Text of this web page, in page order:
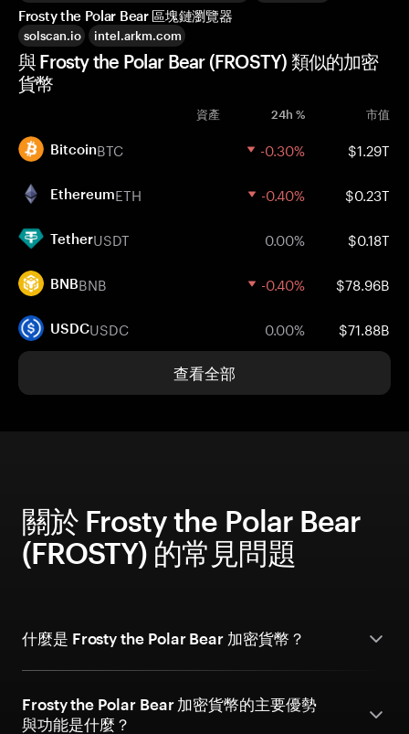
Frosty the Polar Bear 區塊鏈瀏覽器
solscan.io intel.arkm.com
與 Frosty the Polar Bear (FROSTY) 類似的加密
貨幣
資產 24h % 市值
BitcoinBTC -0.30% $1.29T
EthereumETH -0.40% $0.23T
TetherUSDT 0.00% $0.18T
BNBBNB -0.40% $78.96B
USDCUSDC 0.00% $71.88B
查看全部
關於 Frosty the Polar Bear
(FROSTY) 的常見問題
什麼是 Frosty the Polar Bear 加密貨幣？
Frosty the Polar Bear 加密貨幣的主要優勢
與功能是什麼？